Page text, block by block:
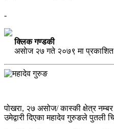
-
क्लिक गण्डकी
असाेज २७ गते २०७९ मा प्रकाशित
पोखरा, २७ असोज/ कास्की क्षेत्र नम्बर
उमेद्वारी दिएका महादेव गुरुङले पुतली